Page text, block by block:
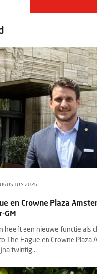
2026
en Crowne Plaza
GM
heeft een nieuwe functie als
The Hague en Crowne Plaza
twintig...